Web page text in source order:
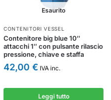
Esaurito
CONTENITORI VESSEL
Contenitore big blue 10″
attacchi 1″ con pulsante rilascio
pressione, chiave e staffa
42,00 € IVA inc.
Leggi tutto